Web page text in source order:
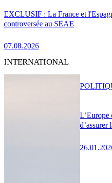
EXCLUSIF : La France et
controversée au SEAE
07.08.2026
INTERNATIONAL
L’Europe
d’assurer